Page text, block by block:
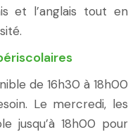
et l’anglais tout en
de 16h30 à 18h00
Le mercredi, les
jusqu’à 18h00 pour